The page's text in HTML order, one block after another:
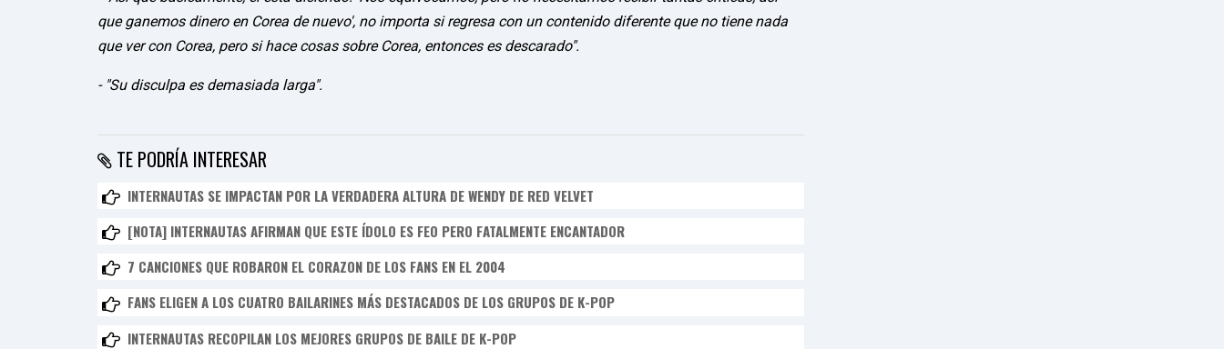
que ganemos dinero en Corea de nuevo', no importa si regresa con un contenido diferente que no tiene nada
que ver con Corea, pero si hace cosas sobre Corea, entonces es descarado".
- "Su disculpa es demasiada larga".
TE PODRÍA INTERESAR
INTERNAUTAS SE IMPACTAN POR LA VERDADERA ALTURA DE WENDY DE RED VELVET
[NOTA] INTERNAUTAS AFIRMAN QUE ESTE ÍDOLO ES FEO PERO FATALMENTE ENCANTADOR
7 CANCIONES QUE ROBARON EL CORAZON DE LOS FANS EN EL 2004
FANS ELIGEN A LOS CUATRO BAILARINES MÁS DESTACADOS DE LOS GRUPOS DE K-POP
INTERNAUTAS RECOPILAN LOS MEJORES GRUPOS DE BAILE DE K-POP